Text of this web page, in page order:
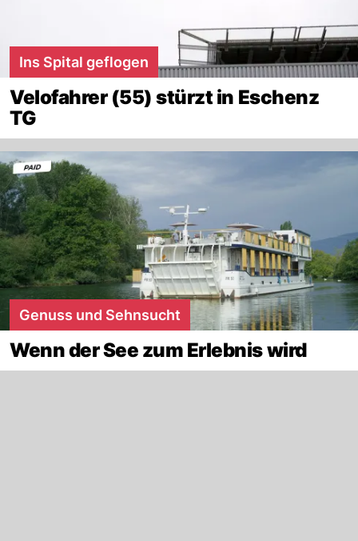
Ins Spital geflogen
Velofahrer (55) stürzt in Eschenz
TG
Genuss und Sehnsucht
Wenn der See zum Erlebnis wird